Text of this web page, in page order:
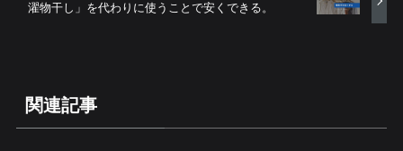
濯物干し」を代わりに使うことで安くできる。
関連記事